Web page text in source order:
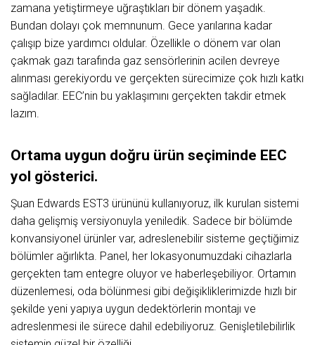
zamana yetiştirmeye uğraştıkları bir dönem yaşadık.
Bundan dolayı çok memnunum. Gece yarılarına kadar
çalışıp bize yardımcı oldular. Özellikle o dönem var olan
çakmak gazı tarafında gaz sensörlerinin acilen devreye
alınması gerekiyordu ve gerçekten sürecimize çok hızlı katkı
sağladılar. EEC’nin bu yaklaşımını gerçekten takdir etmek
lazım.
Ortama uygun doğru ürün seçiminde EEC
yol gösterici.
Şuan Edwards EST3 ürününü kullanıyoruz, ilk kurulan sistemi
daha gelişmiş versiyonuyla yeniledik. Sadece bir bölümde
konvansiyonel ürünler var, adreslenebilir sisteme geçtiğimiz
bölümler ağırlıkta. Panel, her lokasyonumuzdaki cihazlarla
gerçekten tam entegre oluyor ve haberleşebiliyor. Ortamın
düzenlemesi, oda bölünmesi gibi değişikliklerimizde hızlı bir
şekilde yeni yapıya uygun dedektörlerin montajı ve
adreslenmesi ile sürece dahil edebiliyoruz. Genişletilebilirlik